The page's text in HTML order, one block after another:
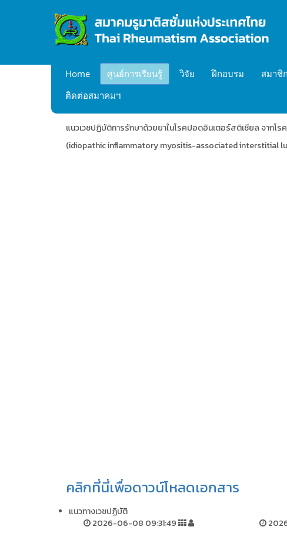
Home ศูนย์การเรียนรู้ วิจัย ฝึกอบรม สมาชิก
ติดต่อสมาคมฯ
แนวเวชปฏิบัติการรักษาด้วยยาในโรคปอดอินเตอร์สติเชียล จากโ
(idiopathic inflammatory myositis-associated interstitial
คลิกที่นี่เพื่อดาวน์โหลดเอกสาร
แนวทางเวชปฏิบัติ
2026-06-08 09:31:49